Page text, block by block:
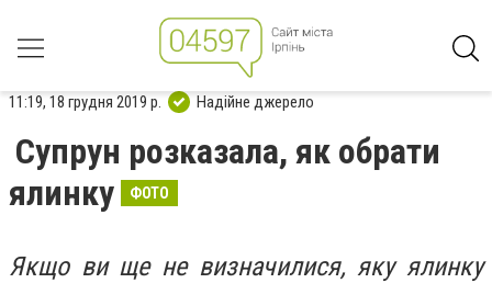
11:19, 18 грудня 2019 р. Надійне джерело
Супрун розказала, як обрати
ялинку
ФОТО
Якщо ви ще не визначилися, яку ялинку